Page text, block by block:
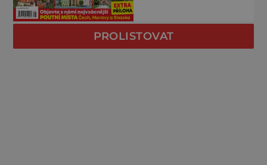
PROLISTOVAT